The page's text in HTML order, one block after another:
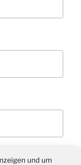
und um